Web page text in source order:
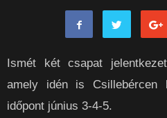
Ismét két csapat
amely idén is Csillebércen
időpont június 3-4-5.